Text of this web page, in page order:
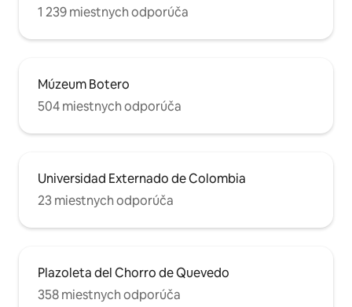
1 239 miestnych odporúča
Múzeum Botero
504 miestnych odporúča
Universidad Externado de Colombia
23 miestnych odporúča
Plazoleta del Chorro de Quevedo
358 miestnych odporúča